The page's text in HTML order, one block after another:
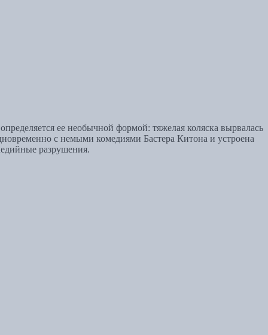
ее необычной формой: тяжелая коляска вырвалась
с немыми комедиями Бастера Китона и устроена
разрушения.